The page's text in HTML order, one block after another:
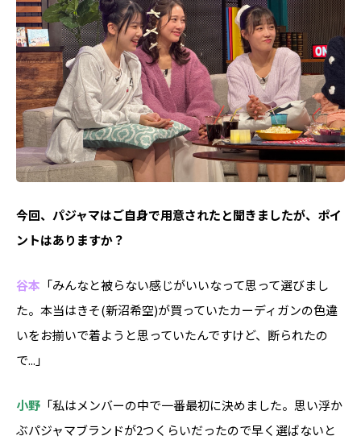
――今回、パジャマはご自身で用意されたと聞きましたが、ポイ
ントはありますか？
谷本 「みんなと被らない感じがいいなって思って選びまし
た。本当はきそ(新沼希空)が買っていたカーディガンの色違
いをお揃いで着ようと思っていたんですけど、断られたの
で...」
小野 「私はメンバーの中で一番最初に決めました。思い浮か
ぶパジャマブランドが2つくらいだったので早く選ばないと